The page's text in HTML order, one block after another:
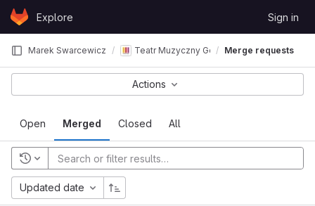
Skip to content
GitLabExplore Sign in
Marek Swarcewicz Teatr Muzyczny Gdynia - pomiary
Merge requests
Open Merged Closed All
Actions
Updated date